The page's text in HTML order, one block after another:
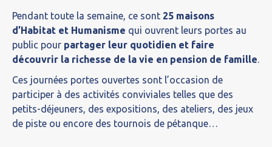
Pendant toute la semaine, ce sont 25 maisons
d’Habitat et Humanisme qui ouvrent leurs portes au
public pour partager leur quotidien et faire
découvrir la richesse de la vie en pension de famille.
Ces journées portes ouvertes sont l’occasion de
participer à des activités conviviales telles que des
petits-déjeuners, des expositions, des ateliers, des jeux
de piste ou encore des tournois de pétanque…